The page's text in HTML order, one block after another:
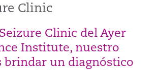
Clinic
Clinic del Ayer
Institute, nuestro
brindar un diagnóstico